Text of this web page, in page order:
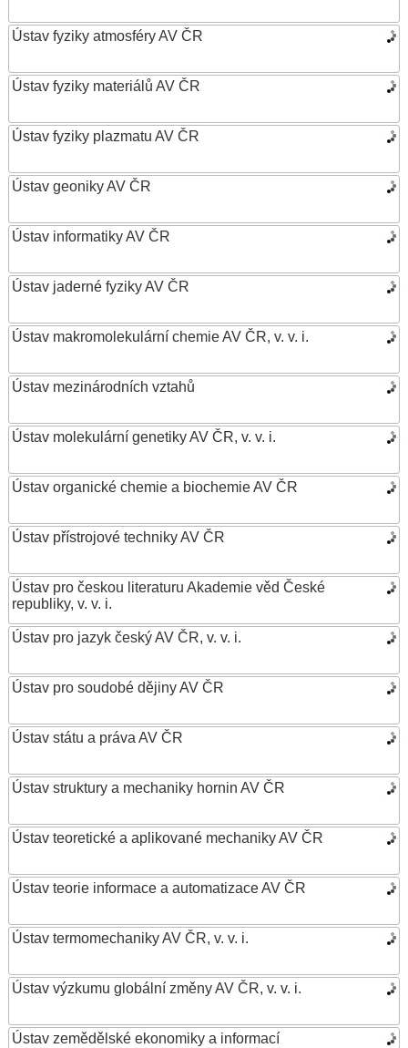
Ústav fyziky atmosféry AV ČR
Ústav fyziky materiálů AV ČR
Ústav fyziky plazmatu AV ČR
Ústav geoniky AV ČR
Ústav informatiky AV ČR
Ústav jaderné fyziky AV ČR
Ústav makromolekulární chemie AV ČR, v. v. i.
Ústav mezinárodních vztahů
Ústav molekulární genetiky AV ČR, v. v. i.
Ústav organické chemie a biochemie AV ČR
Ústav přístrojové techniky AV ČR
Ústav pro českou literaturu Akademie věd České
republiky, v. v. i.
Ústav pro jazyk český AV ČR, v. v. i.
Ústav pro soudobé dějiny AV ČR
Ústav státu a práva AV ČR
Ústav struktury a mechaniky hornin AV ČR
Ústav teoretické a aplikované mechaniky AV ČR
Ústav teorie informace a automatizace AV ČR
Ústav termomechaniky AV ČR, v. v. i.
Ústav výzkumu globální změny AV ČR, v. v. i.
Ústav zemědělské ekonomiky a informací